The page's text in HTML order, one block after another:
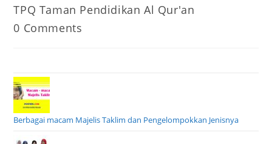
Post
category:
TPQ Taman Pendidikan Al Qur'an
Post
0 Comments
Berbagai macam Majelis Taklim dan Pengelompokkan Jenisnya